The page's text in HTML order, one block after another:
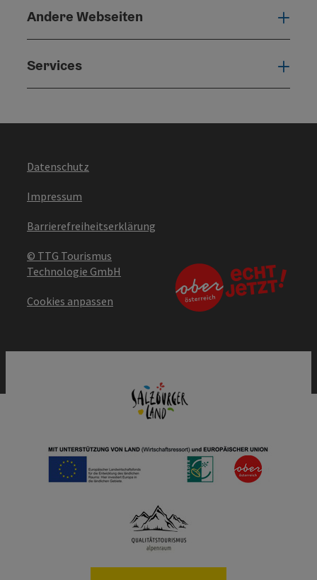
Andere Webseiten
Services
Datenschutz
Impressum
Barrierefreiheitserklärung
© TTG Tourismus
Technologie GmbH
Cookies anpassen